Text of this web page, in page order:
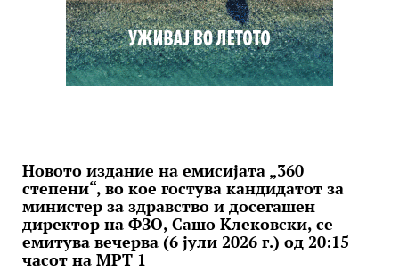
Новото издание на емисијата „360
степени“, во кое гостува кандидатот за
министер за здравство и досегашен
директор на ФЗО, Сашо Клековски, се
емитува вечерва (6 јули 2026 г.) од 20:15
часот на МРТ 1